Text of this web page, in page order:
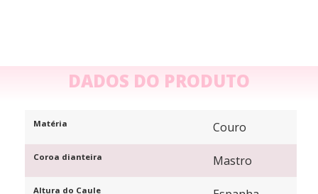
DADOS DO PRODUTO
Matéria Couro
Coroa dianteira Mastro
Altura do Caule